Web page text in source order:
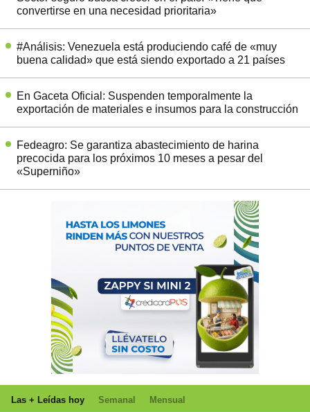
convertirse en una necesidad prioritaria»
#Análisis: Venezuela está produciendo café de «muy
buena calidad» que está siendo exportado a 21 países
En Gaceta Oficial: Suspenden temporalmente la
exportación de materiales e insumos para la construcción
Fedeagro: Se garantiza abastecimiento de harina
precocida para los próximos 10 meses a pesar del
«Superniño»
Las + Leídas hoy Semanal Mensual